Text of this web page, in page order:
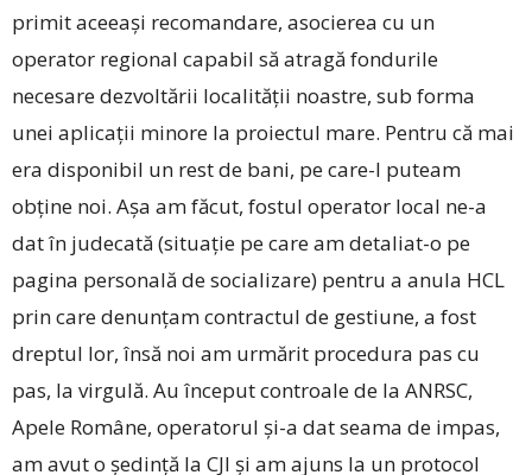
primit aceeași recomandare, asocierea cu un
operator regional capabil să atragă fondurile
necesare dezvoltării localității noastre, sub forma
unei aplicații minore la proiectul mare. Pentru că mai
era disponibil un ­rest de bani, pe ­care-l puteam
obține noi. Așa am făcut, fostul operator local ne-a
dat în judecată (situație pe care am detaliat-o pe
pagina personală de socializare) pentru a anula HCL
prin care denunțam contractul de gestiune, a fost
dreptul lor, însă noi am urmărit procedura pas cu
pas, la virgulă. Au început controale de la ANRSC,
Apele Române, operatorul și-a dat seama de impas,
am avut o ședință la CJI și am ajuns la un protocol